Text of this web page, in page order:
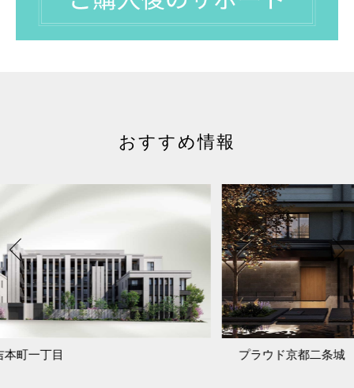
おすすめ情報
プラウド京都二条城